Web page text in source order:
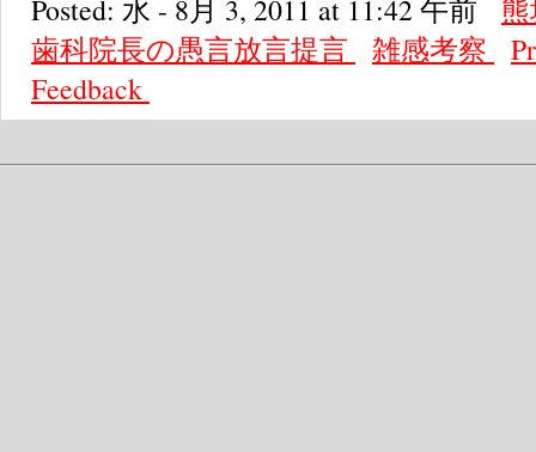
Posted: 水 - 8月 3, 2011 at 11:42 午前
歯科院長の愚言放言提言
雑感考察
Feedback